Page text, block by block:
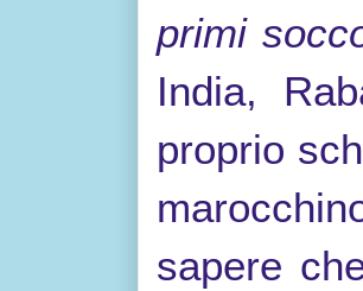
primi
India,
proprio
sapere